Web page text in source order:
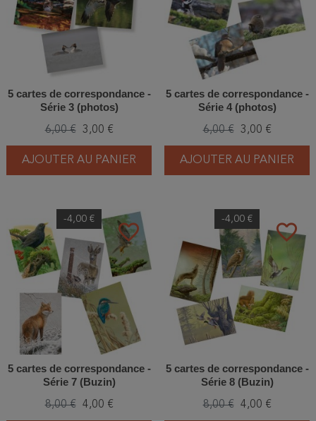
5 cartes de correspondance -
Série 3 (photos)
6,00 € 3,00 €
AJOUTER AU PANIER
5 cartes de correspondance -
Série 4 (photos)
6,00 € 3,00 €
AJOUTER AU PANIER
favorite_border
-4,00 €
5 cartes de correspondance -
Série 7 (Buzin)
8,00 € 4,00 €
favorite_border
-4,00 €
5 cartes de correspondance -
Série 8 (Buzin)
8,00 € 4,00 €